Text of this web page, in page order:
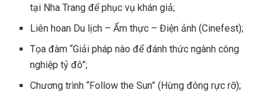
tại Nha Trang để phục vụ khán giả;
Liên hoan Du lịch – Ẩm thực – Điện ảnh (Cinefest);
Tọa đàm “Giải pháp nào để đánh thức ngành công
nghiệp tỷ đô”;
Chương trình “Follow the Sun” (Hừng đông rực rỡ);